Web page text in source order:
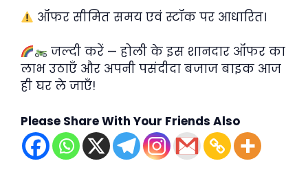
ऑफर सीमित समय एवं स्टॉक पर आधारित।
जल्दी करें — होली के इस शानदार ऑफर का
लाभ उठाएँ और अपनी पसंदीदा बजाज बाइक आज
ही घर ले जाएँ!
Please Share With Your Friends Also